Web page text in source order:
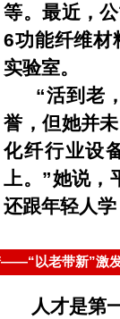
等。最近，
6功能纤维材
实验室。
“活到老，
誉，但她并
化纤行业设
上。”她说，
还跟年轻人
以老带新”激
人才是第一